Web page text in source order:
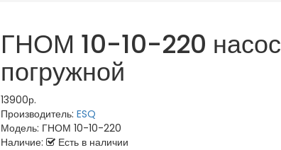
ГНОМ 10-10-220 насос
погружной
13900р.
Производитель: ESQ
Модель: ГНОМ 10-10-220
Наличие:
Есть в наличии